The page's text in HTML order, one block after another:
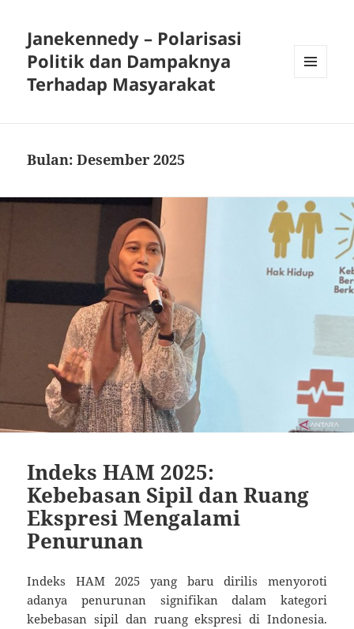
Janekennedy – Polarisasi
Politik dan Dampaknya
Terhadap Masyarakat
Bulan:Desember 2025
Indeks HAM 2025:
Kebebasan Sipil dan Ruang
Ekspresi Mengalami
Penurunan
Indeks HAM 2025 yang baru dirilis menyoroti
adanya penurunan signifikan dalam kategori
kebebasan sipil dan ruang ekspresi di Indonesia.